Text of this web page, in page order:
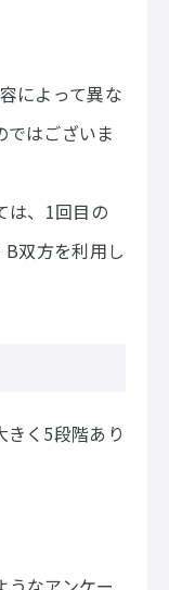
によって異な
ではございま
は、1回目の
双方を利用し
きく5段階あり